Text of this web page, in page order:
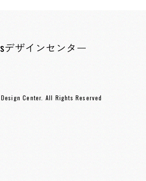
デザインセンター
Design Center. All Rights Reserved